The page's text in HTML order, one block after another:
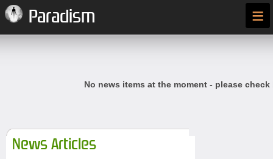
Paradism ≡
No news items at the moment - please
News Articles